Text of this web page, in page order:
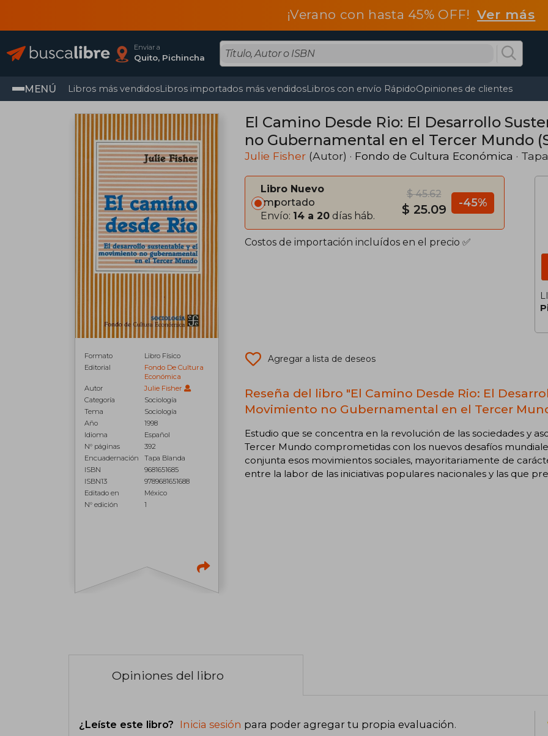
¡Verano con hasta 45% OFF!Ver más
Enviar a
Quito, Pichincha
MENÚ Libros más vendidosLibros importados más vendidosLibros con envío RápidoOpiniones de clientes
Formato
Libro Físico
Editorial
Fondo De Cultura
Económica
Autor
Julie Fisher
Categoría
Sociología
Tema
Sociología
Año
1998
Idioma
Español
N° páginas
392
Encuadernación
Tapa Blanda
ISBN
9681651685
ISBN13
9789681651688
Editado en
México
N° edición
1
El Camino Desde Rio: El Desarrollo
no Gubernamental en el Tercer Mundo
Julie Fisher (Autor) · Fondo de Cultura Económica ·
Libro Nuevo
Importado
Envío: 14 a 20 días háb.
$ 45.62
$ 25.09 -45%
Costos de importación incluídos en el precio ✅
Agregar a lista de deseos
Reseña del libro "El Camino Desde Rio: El
Movimiento no Gubernamental en el Tercer
Estudio que se concentra en la revolución de las sociedades y
Tercer Mundo comprometidas con los nuevos desafíos
conjunta esos movimientos sociales, mayoritariamente de
entre la labor de las iniciativas populares nacionales y las que
Opiniones del libro
¿Leíste este libro? Inicia sesión para poder agregar tu propia evaluación.